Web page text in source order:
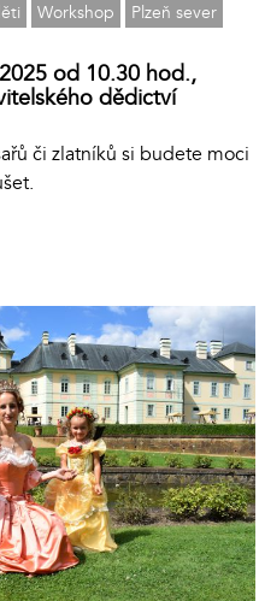
Workshop Plzeň sever
od 10.30 hod.,
dědictví
či zlatníků si budete moci